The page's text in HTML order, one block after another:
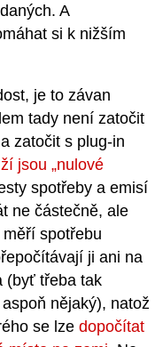
A
si k nižším
je to závan
tady není zatočit
zatočit s plug-in
jsou „nulové
spotřeby a emisí
ne částečně, ale
spotřebu
ji ani na
(byť třeba tak
nějaký), natož
se lze dopočítat